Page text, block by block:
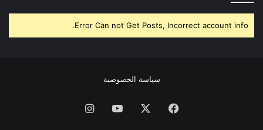
Error Can not Get Posts, Incorrect account info.
سياسة الخصوصية
فيسبوك يوتيوبانستقرام